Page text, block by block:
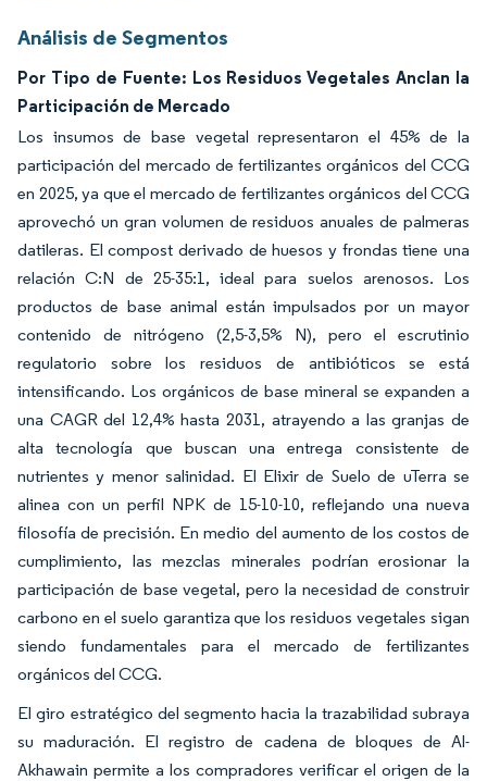
Análisis de Segmentos
Por Tipo de Fuente: Los Residuos Vegetales Anclan la
Participación de Mercado
Los insumos de base vegetal representaron el 45% de la
participación del mercado de fertilizantes orgánicos del CCG
en 2025, ya que el mercado de fertilizantes orgánicos del CCG
aprovechó un gran volumen de residuos anuales de palmeras
datileras. El compost derivado de huesos y frondas tiene una
relación C:N de 25-35:1, ideal para suelos arenosos. Los
productos de base animal están impulsados por un mayor
contenido de nitrógeno (2,5-3,5% N), pero el escrutinio
regulatorio sobre los residuos de antibióticos se está
intensificando. Los orgánicos de base mineral se expanden a
una CAGR del 12,4% hasta 2031, atrayendo a las granjas de
alta tecnología que buscan una entrega consistente de
nutrientes y menor salinidad. El Elixir de Suelo de uTerra se
alinea con un perfil NPK de 15-10-10, reflejando una nueva
filosofía de precisión. En medio del aumento de los costos de
cumplimiento, las mezclas minerales podrían erosionar la
participación de base vegetal, pero la necesidad de construir
carbono en el suelo garantiza que los residuos vegetales sigan
siendo fundamentales para el mercado de fertilizantes
orgánicos del CCG.
El giro estratégico del segmento hacia la trazabilidad subraya
su maduración. El registro de cadena de bloques de Al-
Akhawain permite a los compradores verificar el origen de la